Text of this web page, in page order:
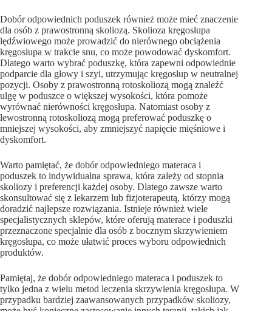
Dobór odpowiednich poduszek również może mieć znaczenie
dla osób z prawostronną skoliozą. Skolioza kręgosłupa
lędźwiowego może prowadzić do nierównego obciążenia
kręgosłupa w trakcie snu, co może powodować dyskomfort.
Dlatego warto wybrać poduszkę, która zapewni odpowiednie
podparcie dla głowy i szyi, utrzymując kręgosłup w neutralnej
pozycji. Osoby z prawostronną rotoskoliozą mogą znaleźć
ulgę w poduszce o większej wysokości, która pomoże
wyrównać nierówności kręgosłupa. Natomiast osoby z
lewostronną rotoskoliozą mogą preferować poduszkę o
mniejszej wysokości, aby zmniejszyć napięcie mięśniowe i
dyskomfort.
Warto pamiętać, że dobór odpowiedniego materaca i
poduszek to indywidualna sprawa, która zależy od stopnia
skoliozy i preferencji każdej osoby. Dlatego zawsze warto
skonsultować się z lekarzem lub fizjoterapeutą, którzy mogą
doradzić najlepsze rozwiązania. Istnieje również wiele
specjalistycznych sklepów, które oferują materace i poduszki
przeznaczone specjalnie dla osób z bocznym skrzywieniem
kręgosłupa, co może ułatwić proces wyboru odpowiednich
produktów.
Pamiętaj, że dobór odpowiedniego materaca i poduszek to
tylko jedna z wielu metod leczenia skrzywienia kręgosłupa. W
przypadku bardziej zaawansowanych przypadków skoliozy,